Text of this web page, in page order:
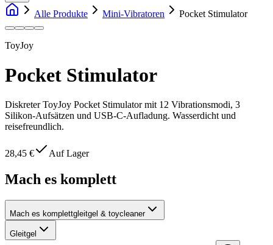
Alle Produkte Mini-Vibratoren Pocket Stimulator
ToyJoy
Pocket Stimulator
Diskreter ToyJoy Pocket Stimulator mit 12 Vibrationsmodi, 3
Silikon-Aufsätzen und USB-C-Aufladung. Wasserdicht und
reisefreundlich.
28,45 € Auf Lager
Mach es komplett
Mach es komplettgleitgel & toycleaner
Gleitgel